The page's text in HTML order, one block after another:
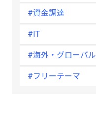
#資金調達
#IT
#海外・グローバル
#フリーテーマ